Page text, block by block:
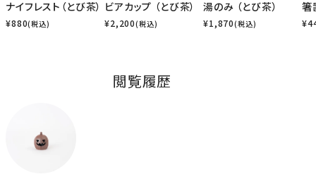
ナイフレスト（とび茶）
¥880(税込)
ビアカップ （とび茶）
¥2,200(税込)
湯のみ （とび茶）
¥1,870(税込)
箸
¥
閲覧履歴